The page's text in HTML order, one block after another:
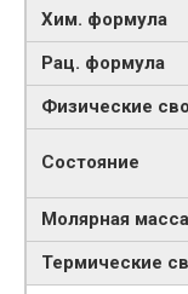
Хим. формула
Рац. формула
Физические
Состояние
Молярная масса
Термические